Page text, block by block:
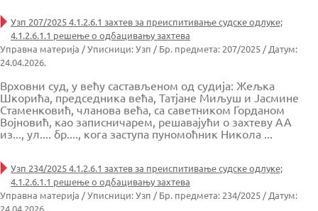
Узп 207/2025 4.1.2.6.1 захтев за преиспитивање судске одлуке;
4.1.2.6.1.1 решење о одбацивању захтева
Управна материја / Уписници: Узп / Бр. предмета: 207/2025 / Датум:
24.04.2026.
Врховни суд, у већу састављеном од судија: Жељка
Шкорића, председника већа, Татјане Миљуш и Јасмине
Стаменковић, чланова већа, са саветником Горданом
Војновић, као записничарем, решавајући о захтеву АА
из..., ул.... бр...., кога заступа пуномоћник Никола ...
Узп 234/2025 4.1.2.6.1 захтев за преиспитивање судске одлуке;
4.1.2.6.1.1 решење о одбацивању захтева
Управна материја / Уписници: Узп / Бр. предмета: 234/2025 / Датум: